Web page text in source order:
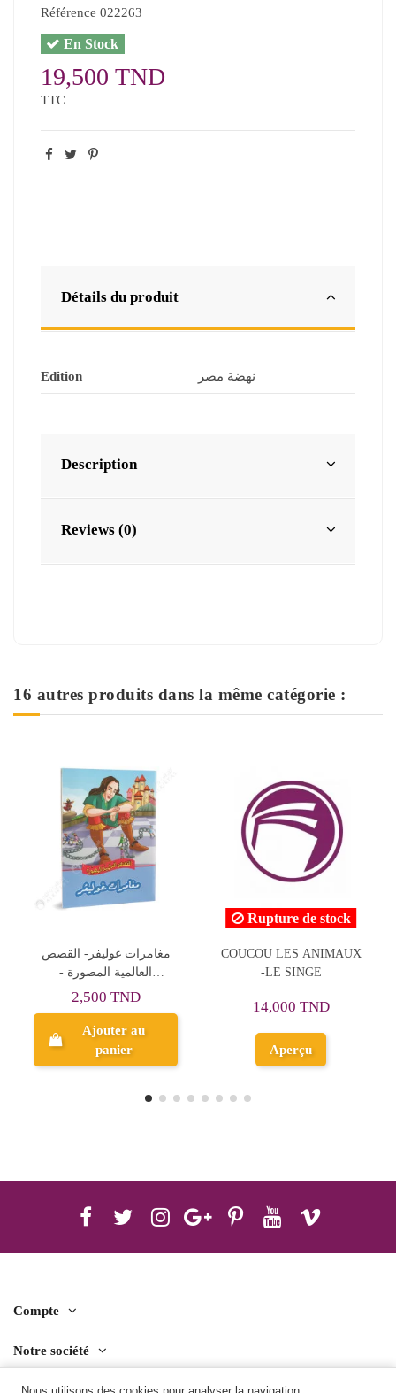
Référence 022263
En Stock
19,500 TND
TTC
Détails du produit
Edition نهضة مصر
Description
Reviews (0)
16 autres produits dans la même catégorie :
COUCOU LES ANIMAUX
-LE SINGE
14,000 TND
Livre La Mer
comment, pourquoi -
Compte
Notre société